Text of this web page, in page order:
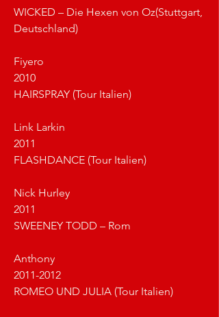
WICKED – Die Hexen von Oz(Stuttgart,
Deutschland)
Fiyero
2010
HAIRSPRAY (Tour Italien)
Link Larkin
2011
FLASHDANCE (Tour Italien)
Nick Hurley
2011
SWEENEY TODD – Rom
Anthony
2011-2012
ROMEO UND JULIA (Tour Italien)